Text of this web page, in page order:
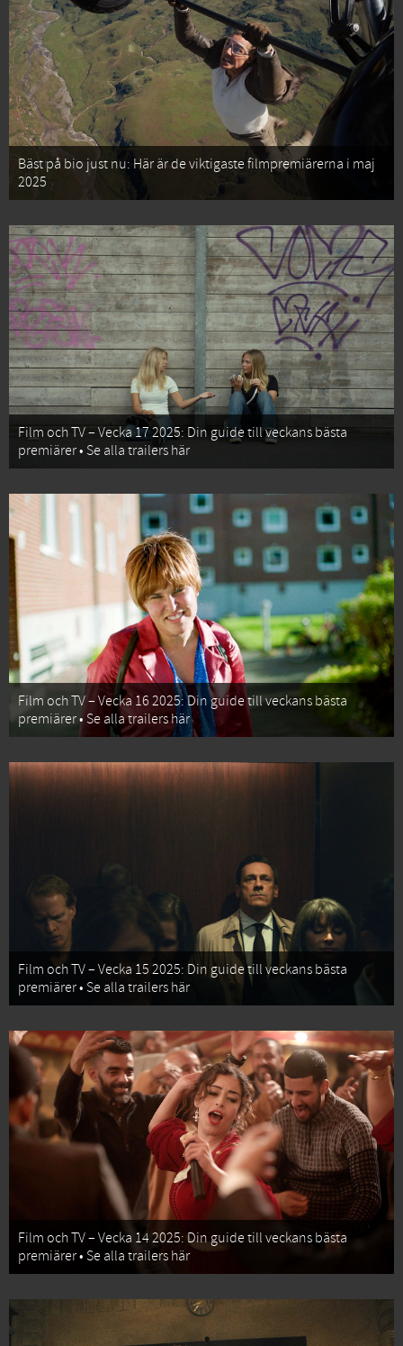
Bäst på bio just nu: Här är de viktigaste filmpremiärerna i maj
2025
Film och TV – Vecka 17 2025: Din guide till veckans bästa
premiärer • Se alla trailers här
Film och TV – Vecka 16 2025: Din guide till veckans bästa
premiärer • Se alla trailers här
Film och TV – Vecka 15 2025: Din guide till veckans bästa
premiärer • Se alla trailers här
Film och TV – Vecka 14 2025: Din guide till veckans bästa
premiärer • Se alla trailers här